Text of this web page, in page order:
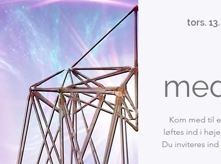
tors.
Kom med til
løftes ind i
Du inviteres